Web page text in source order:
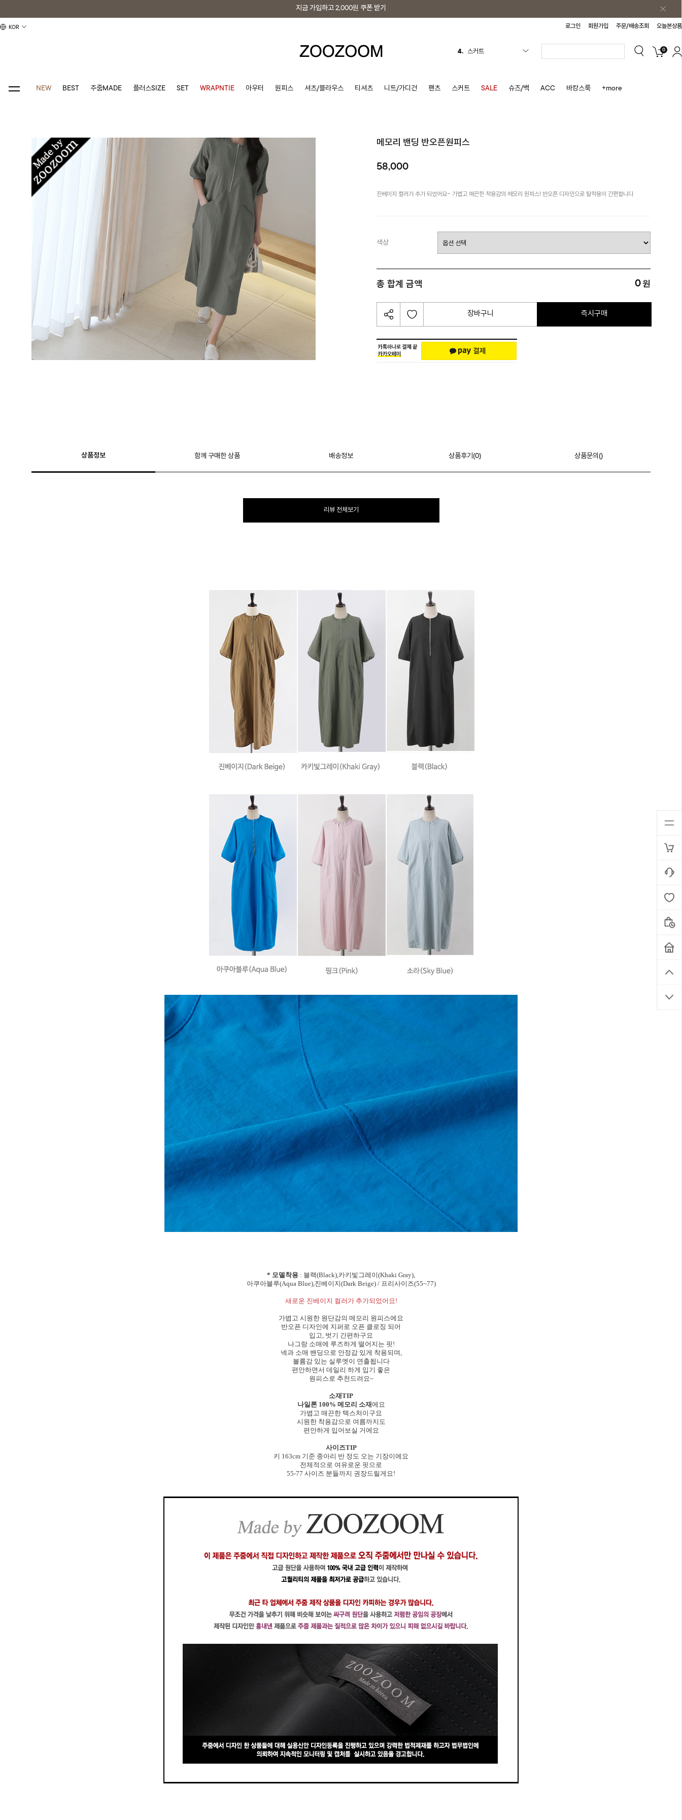
지금 가입하고 2,000원 쿠폰 받기
KOR 로그인 회원가입 주문/배송조회 오늘본상품
4. 스커트
6.
10.
3. 나시
0
NEW BEST 주줌MADE 플러스SIZE SET WRAPNTIE 아우터 원피스 셔츠/블라우스 티셔츠 니트/가디건 팬츠 스커트 SALE 슈즈/백 ACC 바캉스룩 +more
메모리 밴딩 반오픈원피스
58,000
진베이지 컬러가 추가 되었어요~ 가볍고 매끈한 착용감의 메모리 원피스! 반오픈 디자인으로 탈착용이 간편합니다
색상
총 합계 금액 0원
장바구니 즉시구매
상품정보 함께 구매한 상품 배송정보 상품후기(0) 상품문의()
리뷰 전체보기
* 모델착용 : 블랙(Black),카키빛그레이(Khaki Gray),
아쿠아블루(Aqua Blue),진베이지(Dark Beige) / 프리사이즈(55~77)
새로운 진베이지 컬러가 추가되었어요!
가볍고 시원한 원단감의 메모리 원피스에요
반오픈 디자인에 지퍼로 오픈 클로징 되어
입고, 벗기 간편하구요
나그랑 소매에 루즈하게 떨어지는 핏!
넥과 소매 밴딩으로 안정감 있게 착용되며,
볼륨감 있는 실루엣이 연출됩니다
편안하면서 데일리 하게 입기 좋은
원피스로 추천드려요~
소재TIP
나일론 100% 메모리 소재에요
가볍고 매끈한 텍스처이구요
시원한 착용감으로 여름까지도
편안하게 입어보실 거에요
사이즈TIP
키 163cm 기준 종아리 반 정도 오는 기장이에요
전체적으로 여유로운 핏으로
55-77 사이즈 분들까지 권장드릴게요!